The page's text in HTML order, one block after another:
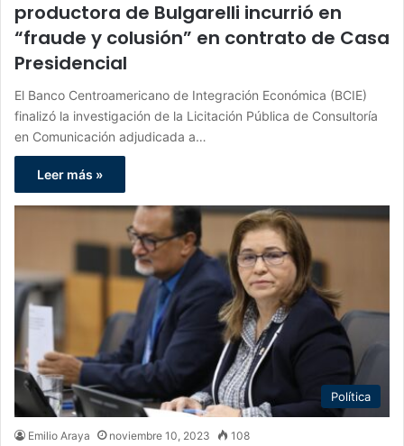
productora de Bulgarelli incurrió en
“fraude y colusión” en contrato de Casa
Presidencial
El Banco Centroamericano de Integración Económica (BCIE)
finalizó la investigación de la Licitación Pública de Consultoría
en Comunicación adjudicada a…
Leer más »
Política
Emilio Araya noviembre 10, 2023 108